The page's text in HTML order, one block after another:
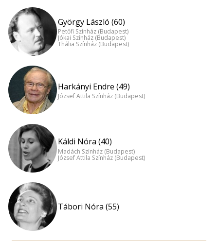
György László (60)
Petőfi Színház (Budapest)
Jókai Színház (Budapest)
Thália Színház (Budapest)
Harkányi Endre (49)
József Attila Színház (Budapest)
Káldi Nóra (40)
Madách Színház (Budapest)
József Attila Színház (Budapest)
Tábori Nóra (55)